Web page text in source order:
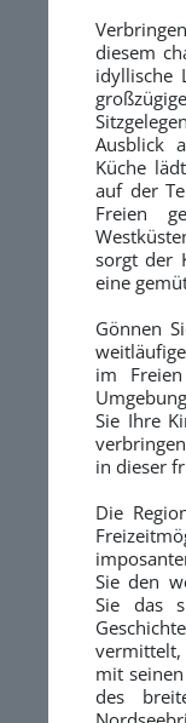
diesem
idyllische
Ausblick
Küche
auf der
Freien
sorgt der
eine
Gönnen
im
Sie Ihre
in dieser
Die
Sie den
Sie das
mit
des